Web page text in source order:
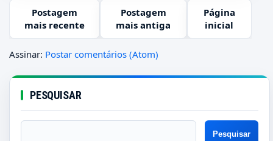
Postagem
mais recente
Postagem
mais antiga
Página
inicial
Assinar: Postar comentários (Atom)
PESQUISAR